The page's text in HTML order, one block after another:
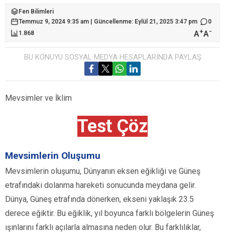
Fen Bilimleri
Temmuz 9, 2024 9:35 am | Güncellenme: Eylül 21, 2025 3:47 pm
0
1.868
A+A-
BU KONUYU SOSYAL MEDYA HESAPLARINDA PAYLAŞ
Mevsimler ve İklim
Test Çöz
Mevsimlerin Oluşumu
Mevsimlerin oluşumu, Dünyanın eksen eğikliği ve Güneş
etrafındaki dolanma hareketi sonucunda meydana gelir.
Dünya, Güneş etrafında dönerken, ekseni yaklaşık 23.5
derece eğiktir. Bu eğiklik, yıl boyunca farklı bölgelerin Güneş
ışınlarını farklı açılarla almasına neden olur. Bu farklılıklar,